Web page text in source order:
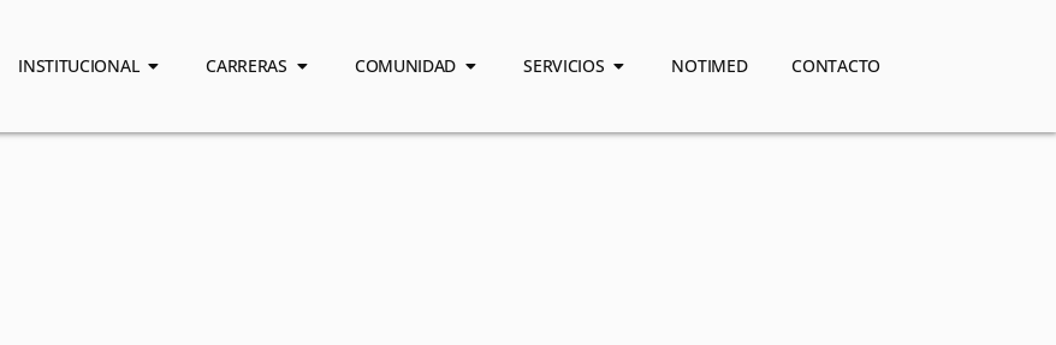
INSTITUCIONAL CARRERAS COMUNIDAD SERVICIOS NOTIMED CONTACTO